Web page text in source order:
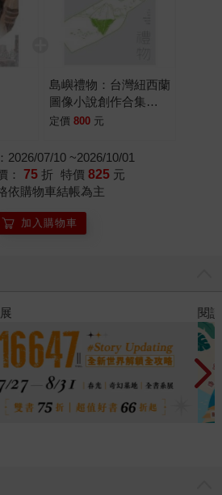
一般來說，這些視覺文學作品有著
遍性情感或特殊體驗張力能夠引起
同的獨特風格和個性，翻轉、打破
記、回憶錄、隨筆、遊記等，國外
影作品獲得影展大獎、改編為舞台
生活樣貌。透過岡崎京子清新洗鍊
情架構安排，角色關係的錯綜巧妙
者大膽的提問、反思與富哲學性的
越坊間其他通俗流行的泛泛之作，
涯最高傑作之外，也是日本漫畫躋
》，作者是法國漫畫
同性的慾望。直到遇上藍色頭髮的
變……書中對所謂的偏見，以及對偏
的溫柔方式去呈現，輕輕淡淡，卻
。改編電影於坎城影展獲得最高榮
全球影展大獎，獲得導演史蒂芬‧史
大的愛情故事」。 當我們站在全球
學作品，會看到許多大相逕庭的表
族群可以有完全不同的內容表現。
島嶼禮物：台灣紐西蘭
圖像小說創作合集
（精裝版）
定價 800 元
2026/07/10 ~2026/10/01
： 75 折 特價 825 元
依購物車結帳為主
加入購物車
銷榜